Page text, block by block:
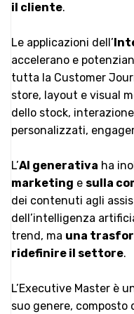
il cliente.
Le applicazioni dell’
accelerano e
tutta la Customer
store, layout e visual
dello stock,
personalizzati,
L’AI generativa ha
marketing e sulla
dei contenuti agli
dell’intelligenza
trend, ma una
ridefinire il settore.
L’Executive Master è
suo genere, composto